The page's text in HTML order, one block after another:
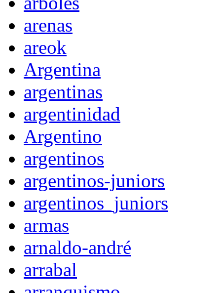
arenas
areok
Argentina
argentinas
argentinidad
Argentino
argentinos
argentinos-juniors
argentinos_juniors
armas
arnaldo-andré
arrabal